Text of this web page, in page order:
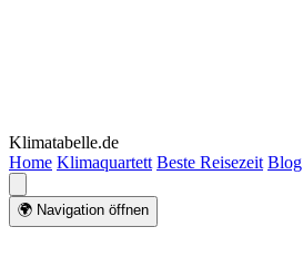
Klimatabelle.de
Home Klimaquartett Beste Reisezeit Blog
🌍 Navigation öffnen